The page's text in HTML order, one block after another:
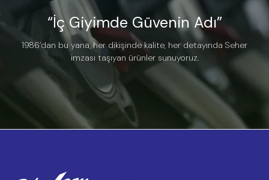
“İç Giyimde Güvenin Adı”
1986’dan bu yana, her dikişinde kalite, her detayında Seher
imzası taşıyan ürünler sunuyoruz.